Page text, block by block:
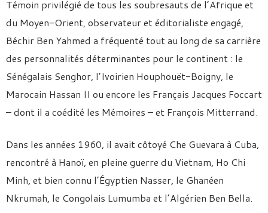
Témoin privilégié de tous les soubresauts de l’Afrique et
du Moyen-Orient, observateur et éditorialiste engagé,
Béchir Ben Yahmed a fréquenté tout au long de sa carrière
des personnalités déterminantes pour le continent : le
Sénégalais Senghor, l’Ivoirien Houphouët-Boigny, le
Marocain Hassan II ou encore les Français Jacques Foccart
– dont il a coédité les Mémoires – et François Mitterrand.
Dans les années 1960, il avait côtoyé Che Guevara à Cuba,
rencontré à Hanoï, en pleine guerre du Vietnam, Ho Chi
Minh, et bien connu l’Égyptien Nasser, le Ghanéen
Nkrumah, le Congolais Lumumba et l’Algérien Ben Bella.